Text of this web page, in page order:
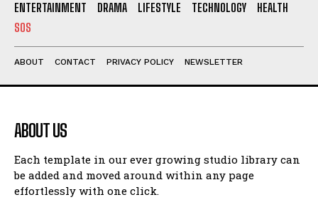
ENTERTAINMENT DRAMA LIFESTYLE TECHNOLOGY
HEALTH
SOS
ABOUT CONTACT PRIVACY POLICY NEWSLETTER
ABOUT US
Each template in our ever growing studio library can
be added and moved around within any page
effortlessly with one click.